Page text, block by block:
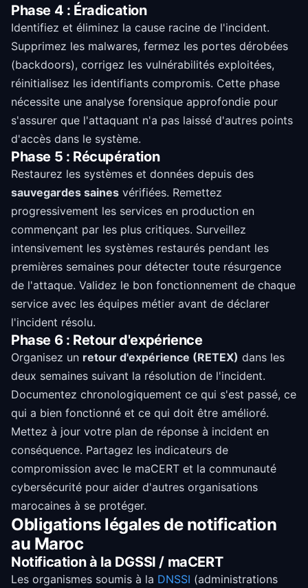
Phase 4 : Éradication
Identifiez et éliminez la cause racine de l'incident.
Supprimez les malwares, fermez les portes dérobées
(backdoors), corrigez les vulnérabilités exploitées,
réinitialisez les identifiants compromis. Cette phase
nécessite une analyse forensique approfondie pour
s'assurer que l'attaquant n'a pas laissé d'autres points
d'accès dans le système.
Phase 5 : Récupération
Restaurez les systèmes et données depuis des
sauvegardes saines vérifiées. Remettez
progressivement les services en production en
commençant par les plus critiques. Surveillez
intensivement les systèmes restaurés pendant les
premières semaines pour détecter toute résurgence
de l'attaque. Validez le bon fonctionnement de chaque
service avec les équipes métier avant de déclarer
l'incident résolu.
Phase 6 : Retour d'expérience
Organisez un retour d'expérience (RETEX) dans les
deux semaines suivant la résolution de l'incident.
Documentez chronologiquement ce qui s'est passé, ce
qui a bien fonctionné et ce qui doit être amélioré.
Mettez à jour votre plan de réponse à incident en
conséquence. Partagez les indicateurs de
compromission avec le maCERT et la communauté
cybersécurité pour aider d'autres organisations
marocaines à se protéger.
Obligations légales de notification
au Maroc
Notification à la DGSSI / maCERT
Les organismes soumis à la DNSSI (administrations